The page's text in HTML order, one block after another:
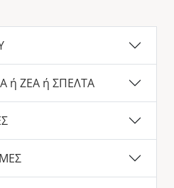
ή ΖΕΑ ή ΣΠΕΛΤΑ